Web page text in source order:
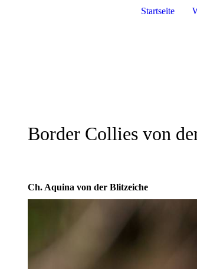
Startseite
Border Collies von
Ch. Aquina von der Blitzeiche